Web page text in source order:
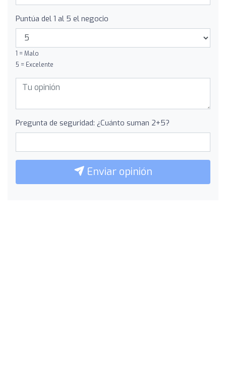
Puntúa del 1 al 5 el negocio
1 = Malo
5 = Excelente
Pregunta de seguridad: ¿Cuánto suman 2+5?
Enviar opinión